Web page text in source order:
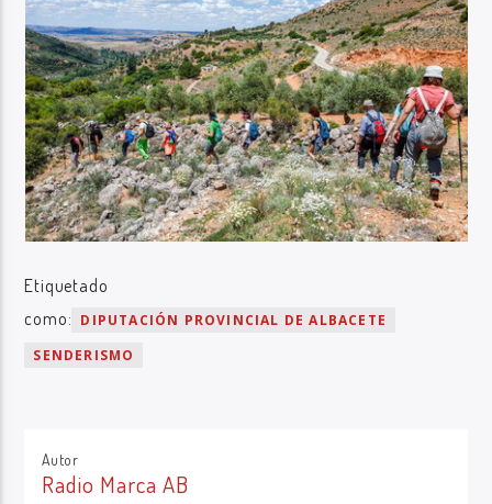
Etiquetado
como: DIPUTACIÓN PROVINCIAL DE ALBACETE
SENDERISMO
Autor
Radio Marca AB